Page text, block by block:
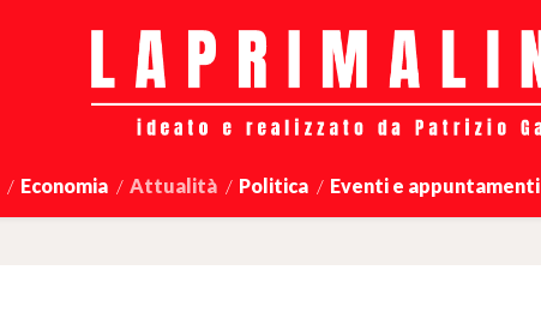
Economia Attualità Politica Eventi e appuntamenti